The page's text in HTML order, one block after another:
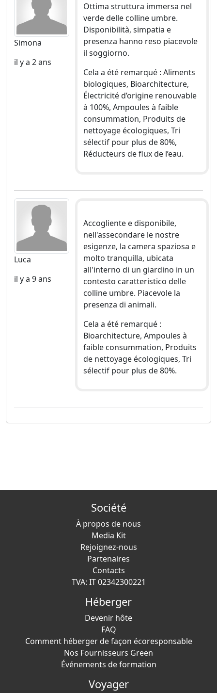
Simona
il y a 2 ans
Ottima struttura immersa nel
verde delle colline umbre.
Disponibilità, simpatia e
presenza hanno reso piacevole
il soggiorno.
Cela a été remarqué : Aliments
biologiques, Bioarchitecture,
Électricité d’origine renouvable
à 100%, Ampoules à faible
consummation, Produits de
nettoyage écologiques, Tri
sélectif pour plus de 80%,
Réducteurs de flux de l’eau.
Luca
il y a 9 ans
Accogliente e disponibile,
nell'assecondare le nostre
esigenze, la camera spaziosa e
molto tranquilla, ubicata
all'interno di un giardino in un
contesto caratteristico delle
colline umbre. Piacevole la
presenza di animali.
Cela a été remarqué :
Bioarchitecture, Ampoules à
faible consummation, Produits
de nettoyage écologiques, Tri
sélectif pour plus de 80%.
Société
À propos de nous
Media Kit
Rejoignez-nous
Partenaires
Contacts
TVA: IT 02342300221
Héberger
Devenir hôte
FAQ
Comment héberger de façon écoresponsable
Nos Fournisseurs Green
Événements de formation
Voyager